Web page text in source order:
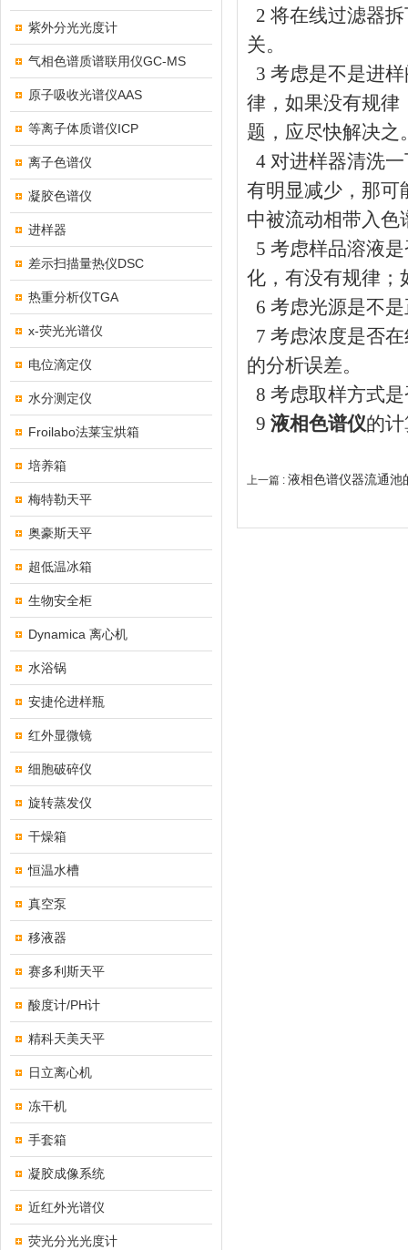
紫外分光光度计
气相色谱质谱联用仪GC-MS
原子吸收光谱仪AAS
等离子体质谱仪ICP
离子色谱仪
凝胶色谱仪
进样器
差示扫描量热仪DSC
热重分析仪TGA
x-荧光光谱仪
电位滴定仪
水分测定仪
Froilabo法莱宝烘箱
培养箱
梅特勒天平
奥豪斯天平
超低温冰箱
生物安全柜
Dynamica 离心机
水浴锅
安捷伦进样瓶
红外显微镜
细胞破碎仪
旋转蒸发仪
干燥箱
恒温水槽
真空泵
移液器
赛多利斯天平
酸度计/PH计
精科天美天平
日立离心机
冻干机
手套箱
凝胶成像系统
近红外光谱仪
荧光分光光度计
2 将在线过滤器
关。
3 考虑是不是进
律，如果没有规律
题，应尽快解决之
4 对进样器清洗
有明显减少，那可
中被流动相带入色
5 考虑样品溶液
化，有没有规律；
6 考虑光源是不
7 考虑浓度是否
的分析误差。
8 考虑取样方式
9 液相色谱仪的
上一篇 : 液相色谱仪器流通池